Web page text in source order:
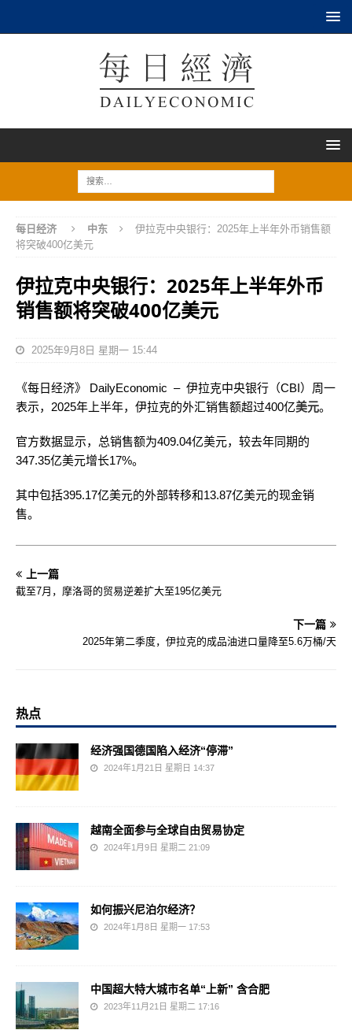
每日经济 中东
伊拉克中央银行：2025年上半年外币销售额
将突破400亿美元
伊拉克中央银行：2025年上半年外币
销售额将突破400亿美元
2025年9月8日 星期一 15:44
《每日经济》 DailyEconomic – 伊拉克中央银行（CBI）周一
表示，2025年上半年，伊拉克的外汇销售额超过400亿美元。
官方数据显示，总销售额为409.04亿美元，较去年同期的
347.35亿美元增长17%。
其中包括395.17亿美元的外部转移和13.87亿美元的现金销
售。
上一篇
截至7月，摩洛哥的贸易逆差扩大至195亿美元
下一篇
2025年第二季度，伊拉克的成品油进口量降至5.6万桶/天
热点
经济强国德国陷入经济“停滞”
2024年1月21日 星期日 14:37
越南全面参与全球自由贸易协定
2024年1月9日 星期二 21:09
如何振兴尼泊尔经济？
2024年1月8日 星期一 17:53
中国超大特大城市名单“上新” 含合肥
2023年11月21日 星期二 17:16